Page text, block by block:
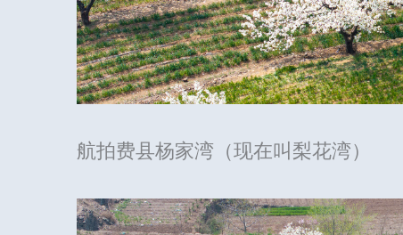
航拍费县杨家湾（现在叫梨花湾）